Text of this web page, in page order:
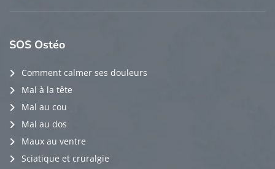
SOS Ostéo
Comment calmer ses douleurs
Mal à la tête
Mal au cou
Mal au dos
Maux au ventre
Sciatique et cruralgie